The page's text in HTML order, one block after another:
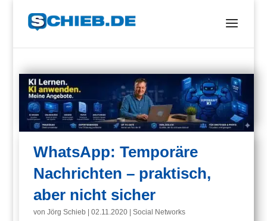
WhatsApp: Temporäre
Nachrichten – praktisch,
aber nicht sicher
vonJörg Schieb |02.11.2020 |Social Networks